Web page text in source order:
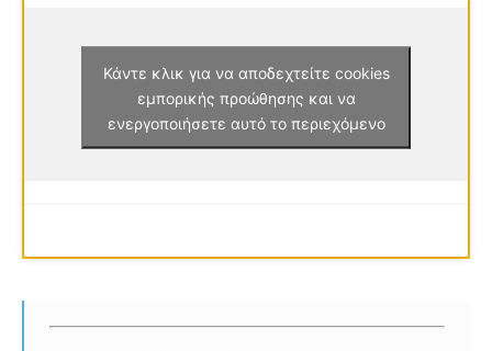
Κάντε κλικ για να αποδεχτείτε cookies
εμπορικής προώθησης και να
ενεργοποιήσετε αυτό το περιεχόμενο